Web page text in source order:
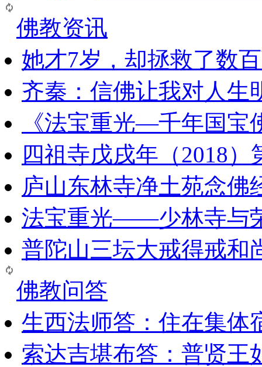
佛教资讯
她才7岁，却拯救了数
齐秦：信佛让我对人生
《法宝重光—千年国宝
四祖寺戊戌年（2018
庐山东林寺净土苑念佛
法宝重光——少林寺与
普陀山三坛大戒得戒和
佛教问答
生西法师答：住在集体
索达吉堪布答：普贤王